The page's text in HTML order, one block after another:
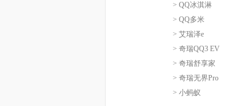
> QQ冰淇淋
> QQ多米
> 艾瑞泽e
> 奇瑞QQ3 EV
> 奇瑞舒享家
> 奇瑞无界Pro
> 小蚂蚁